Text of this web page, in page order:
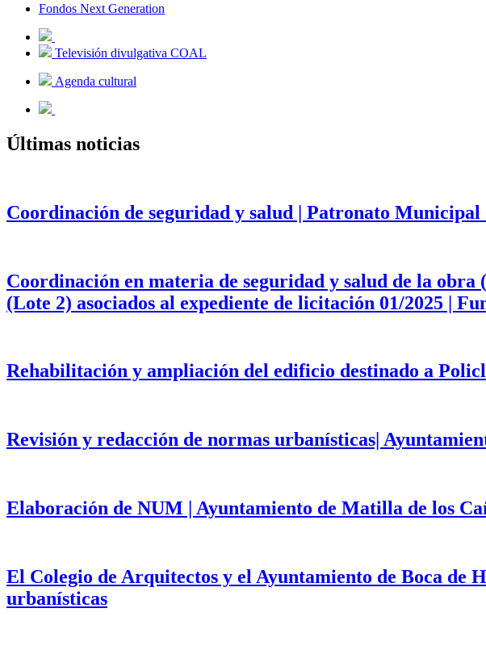
Fondos Next Generation
Televisión divulgativa COAL
Agenda cultural
Últimas noticias
Coordinación de seguridad y salud | Patronato
Coordinación en materia de seguridad y salud de la
(Lote 2) asociados al expediente de licitación 01/2025 |
Rehabilitación y ampliación del edificio destinado a
Revisión y redacción de normas urbanísticas|
Elaboración de NUM | Ayuntamiento de Matilla de los
El Colegio de Arquitectos y el Ayuntamiento de Boca de
urbanísticas